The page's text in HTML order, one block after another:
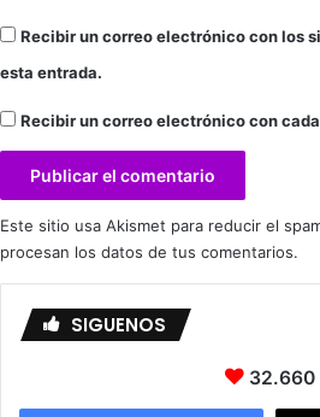
l
a
i
u
a
d
.
A
A
E
T
E
S
A
Recibir un correo electrónico con los
esta entrada.
Recibir un correo electrónico con
Este sitio usa Akismet para reducir el
procesan los datos de tus comentarios.
SIGUENOS
32.660